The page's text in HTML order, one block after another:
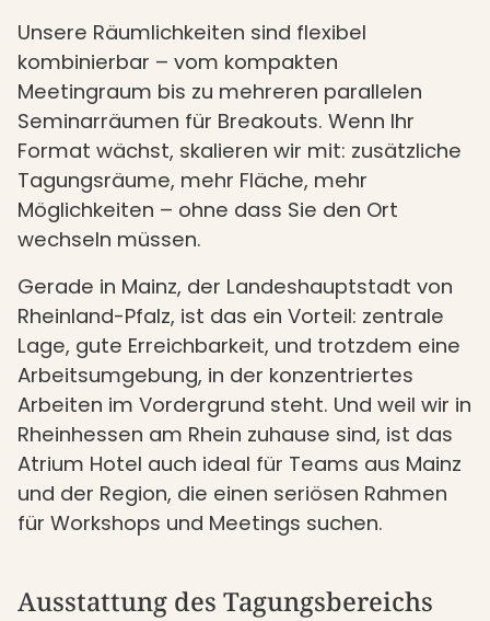
Unsere Räumlichkeiten sind flexibel
kombinierbar – vom kompakten
Meetingraum bis zu mehreren parallelen
Seminarräumen für Breakouts. Wenn Ihr
Format wächst, skalieren wir mit: zusätzliche
Tagungsräume, mehr Fläche, mehr
Möglichkeiten – ohne dass Sie den Ort
wechseln müssen.
Gerade in Mainz, der Landeshauptstadt von
Rheinland-Pfalz, ist das ein Vorteil: zentrale
Lage, gute Erreichbarkeit, und trotzdem eine
Arbeitsumgebung, in der konzentriertes
Arbeiten im Vordergrund steht. Und weil wir in
Rheinhessen am Rhein zuhause sind, ist das
Atrium Hotel auch ideal für Teams aus Mainz
und der Region, die einen seriösen Rahmen
für Workshops und Meetings suchen.
Ausstattung des Tagungsbereichs